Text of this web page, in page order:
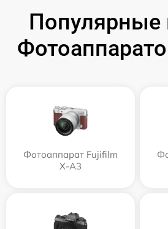
Популярные
Фотоаппарат Fujifilm
X-A3